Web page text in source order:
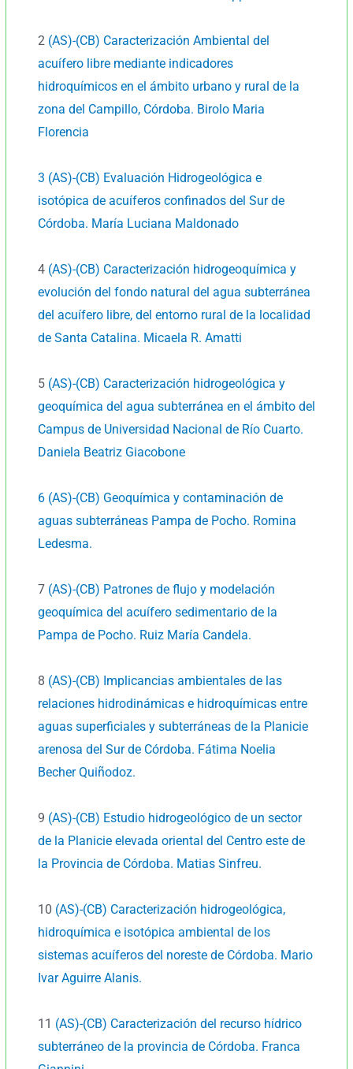
contenido
2 (AS)-(CB) Caracterización Ambiental del
acuífero libre mediante indicadores
hidroquímicos en el ámbito urbano y rural de la
zona del Campillo, Córdoba. Birolo Maria
Florencia
3 (AS)-(CB) Evaluación Hidrogeológica e
isotópica de acuíferos confinados del Sur de
Córdoba. María Luciana Maldonado
4 (AS)-(CB) Caracterización hidrogeoquímica y
evolución del fondo natural del agua subterránea
del acuífero libre, del entorno rural de la localidad
de Santa Catalina. Micaela R. Amatti
5 (AS)-(CB) Caracterización hidrogeológica y
geoquímica del agua subterránea en el ámbito del
Campus de Universidad Nacional de Río Cuarto.
Daniela Beatriz Giacobone
6 (AS)-(CB) Geoquímica y contaminación de
aguas subterráneas Pampa de Pocho. Romina
Ledesma.
7 (AS)-(CB) Patrones de flujo y modelación
geoquímica del acuífero sedimentario de la
Pampa de Pocho. Ruiz María Candela.
8 (AS)-(CB) Implicancias ambientales de las
relaciones hidrodinámicas e hidroquímicas entre
aguas superficiales y subterráneas de la Planicie
arenosa del Sur de Córdoba. Fátima Noelia
Becher Quiñodoz.
9 (AS)-(CB) Estudio hidrogeológico de un sector
de la Planicie elevada oriental del Centro este de
la Provincia de Córdoba. Matias Sinfreu.
10 (AS)-(CB) Caracterización hidrogeológica,
hidroquímica e isotópica ambiental de los
sistemas acuíferos del noreste de Córdoba. Mario
Ivar Aguirre Alanis.
11 (AS)-(CB) Caracterización del recurso hídrico
subterráneo de la provincia de Córdoba. Franca